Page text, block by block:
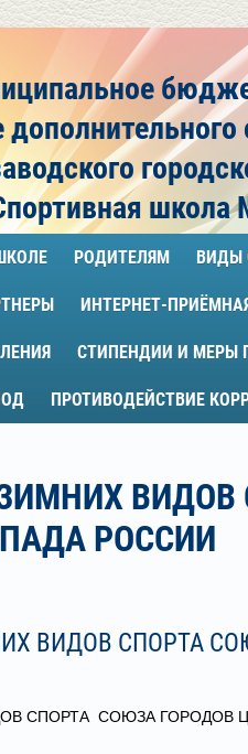
дополнительного
школа
РОДИТЕЛЯМ ВИДЫ
ИНТЕРНЕТ-
СТИПЕНДИИ И
ПРОТИВОДЕЙСТВИЕ
ВИДОВ
РОССИИ
ВИДОВ СПОРТА
СПОРТА СОЮЗА ГОРОДОВ